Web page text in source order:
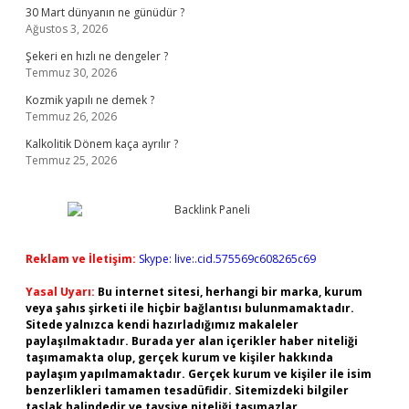
30 Mart dünyanın ne günüdür ?
Ağustos 3, 2026
Şekeri en hızlı ne dengeler ?
Temmuz 30, 2026
Kozmik yapılı ne demek ?
Temmuz 26, 2026
Kalkolitik Dönem kaça ayrılır ?
Temmuz 25, 2026
Reklam ve İletişim: Skype: live:.cid.575569c608265c69
Yasal Uyarı: Bu internet sitesi, herhangi bir marka, kurum
veya şahıs şirketi ile hiçbir bağlantısı bulunmamaktadır.
Sitede yalnızca kendi hazırladığımız makaleler
paylaşılmaktadır. Burada yer alan içerikler haber niteliği
taşımamakta olup, gerçek kurum ve kişiler hakkında
paylaşım yapılmamaktadır. Gerçek kurum ve kişiler ile isim
benzerlikleri tamamen tesadüfidir. Sitemizdeki bilgiler